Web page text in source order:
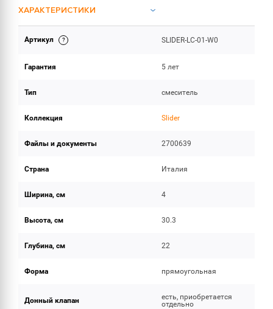
ХАРАКТЕРИСТИКИ
ИНСТРУКЦИИ И ДОКУМЕНТАЦИЯ
Артикул SLIDER-LC-01-W0
Гарантия 5 лет
Тип смеситель
Коллекция Slider
Файлы и документы 2700639
Страна Италия
Ширина, см 4
Высота, см 30.3
Глубина, см 22
Форма прямоугольная
Донный клапан
есть, приобретается
отдельно